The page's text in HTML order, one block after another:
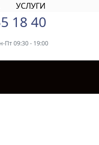
УСЛУГИ
18 40
Пт 09:30 - 19:00